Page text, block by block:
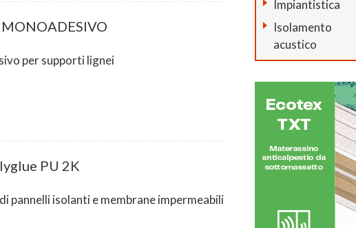
per supporti lignei
PU 2K
pannelli isolanti e membrane impermeabili
Impiantistica
Isolamento
acustico